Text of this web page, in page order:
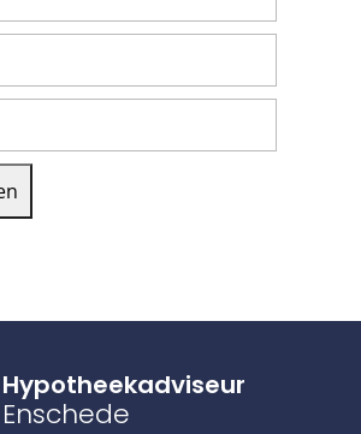
Hypotheekadviseur
Enschede